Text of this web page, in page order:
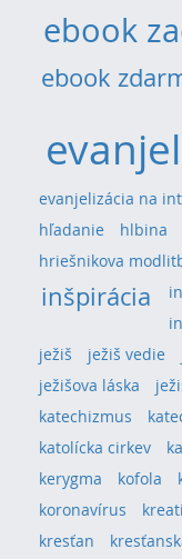
ebook
ebook
evanjelizácia na
hľadanie
hlbina
hriešnikova
inšpirácia
ježiš
ježiš vedie
ježišova láska
katechizmus
katolícka cirkev
kerygma
kofola
koronavírus
kresťan